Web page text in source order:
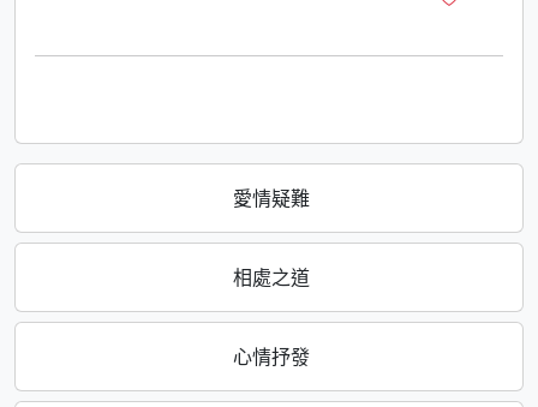
愛情疑難
相處之道
心情抒發